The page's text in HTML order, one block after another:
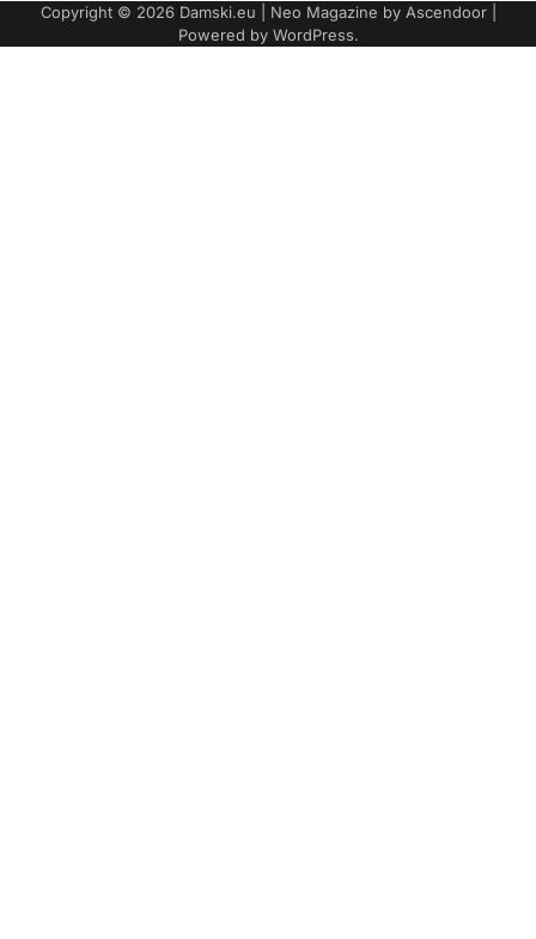
Copyright © 2026 Damski.eu | Neo Magazine by Ascendoor|
Powered by WordPress.